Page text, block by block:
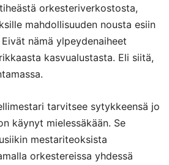
orkesteriverkostosta,
mahdollisuuden nousta esiin
nämä ylpeydenaiheet
kasvualustasta. Eli siitä,
tarvitsee sytykkeensä jo
käynyt mielessäkään. Se
mestariteoksista
orkestereissa yhdessä